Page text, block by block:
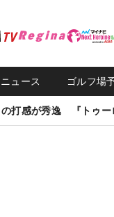
ュース ゴルフ場
打感が秀逸 『トゥー